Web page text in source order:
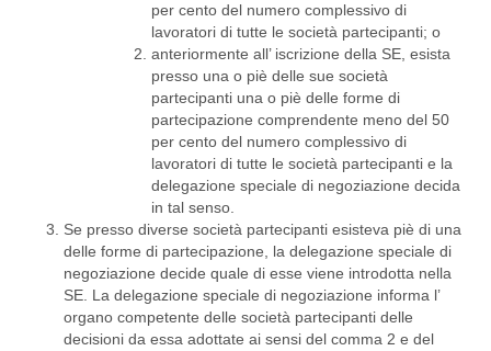
per cento del numero complessivo di
lavoratori di tutte le società partecipanti; o
anteriormente all’ iscrizione della SE, esista
presso una o piè delle sue società
partecipanti una o piè delle forme di
partecipazione comprendente meno del 50
per cento del numero complessivo di
lavoratori di tutte le società partecipanti e la
delegazione speciale di negoziazione decida
in tal senso.
Se presso diverse società partecipanti esisteva piè di una
delle forme di partecipazione, la delegazione speciale di
negoziazione decide quale di esse viene introdotta nella
SE. La delegazione speciale di negoziazione informa l’
organo competente delle società partecipanti delle
decisioni da essa adottate ai sensi del comma 2 e del